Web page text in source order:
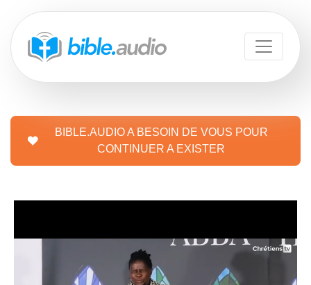
BIBLE.AUDIO A BESOIN DE VOUS POUR
CONTINUER A EXISTER